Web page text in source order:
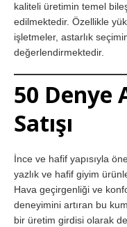
kaliteli üretimin temel
edilmektedir. Özellikle
işletmeler, astarlık
değerlendirmektedir.
50 Denye
Satışı
İnce ve hafif yapısıyla
yazlık ve hafif giyim
Hava geçirgenliği ve
deneyimini artıran bu
bir üretim girdisi olarak